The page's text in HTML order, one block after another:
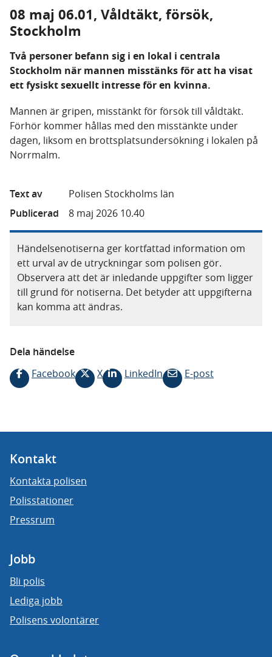
08 maj 06.01, Våldtäkt, försök,
Stockholm
Två personer befann sig i en lokal i centrala
Stockholm när mannen misstänks för att ha visat
ett fysiskt sexuellt intresse för en kvinna.
Mannen är gripen, misstänkt för försök till våldtäkt.
Förhör kommer hållas med den misstänkte under
dagen, liksom en brottsplatsundersökning i lokalen på
Norrmalm.
Text av
Polisen Stockholms län
Publicerad
8 maj 2026 10.40
Händelsenotiserna ger kortfattad information om
ett urval av de utryckningar som polisen gör.
Observera att det är inledande uppgifter som ligger
till grund för notiserna. Det betyder att uppgifterna
kan komma att ändras.
Dela händelse
Facebook
X LinkedIn E-post
Kontakt
Kontakta polisen
Polisstationer
Pressrum
Jobb
Bli polis
Lediga jobb
Polisens volontärer